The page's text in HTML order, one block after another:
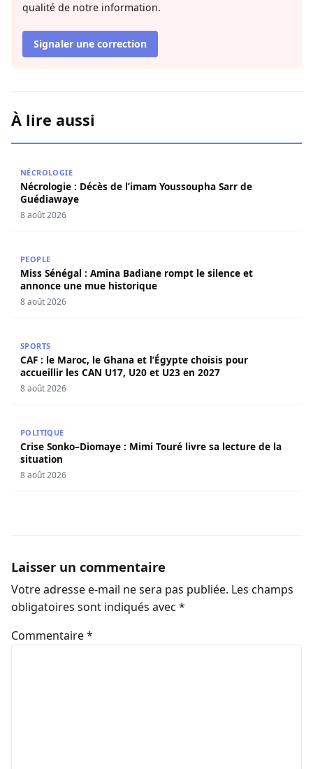
qualité de notre information.
Signaler une correction
À lire aussi
NÉCROLOGIE
Nécrologie : Décès de l’imam Youssoupha Sarr de
Guédiawaye
8 août 2026
PEOPLE
Miss Sénégal : Amina Badiane rompt le silence et
annonce une mue historique
8 août 2026
SPORTS
CAF : le Maroc, le Ghana et l’Égypte choisis pour
accueillir les CAN U17, U20 et U23 en 2027
8 août 2026
POLITIQUE
Crise Sonko–Diomaye : Mimi Touré livre sa lecture de la
situation
8 août 2026
Laisser un commentaire
Votre adresse e-mail ne sera pas publiée. Les champs
obligatoires sont indiqués avec *
Commentaire*